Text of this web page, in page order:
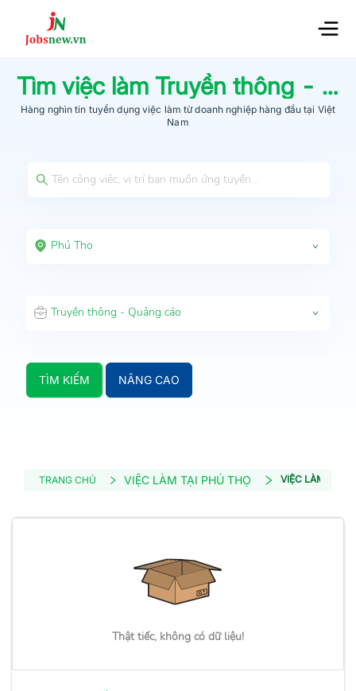
Tìm việc làmTruyền thông - Quảng cáo
Hàng nghìn tin tuyển dụng việc làm từdoanh nghiệp hàng đầu tại Việt
Nam
Phú Thọ
Truyền thông - Quảng cáo
TÌM KIẾM NÂNG CAO
TRANG CHỦ VIỆC LÀM TẠI PHÚ THỌ VIỆC LÀM
Thật tiếc, không có dữ liệu!